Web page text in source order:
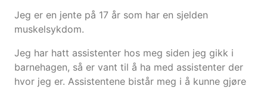
Jeg er en jente på 17 år som har en sjelden
muskelsykdom.
Jeg har hatt assistenter hos meg siden jeg gikk i
barnehagen, så er vant til å ha med assistenter der
hvor jeg er. Assistentene bistår meg i å kunne gjøre